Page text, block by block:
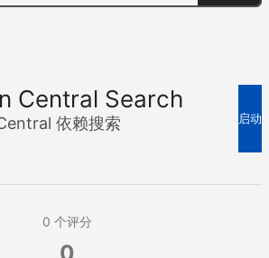
Central Search
依赖搜索 启动
0 个评分
0